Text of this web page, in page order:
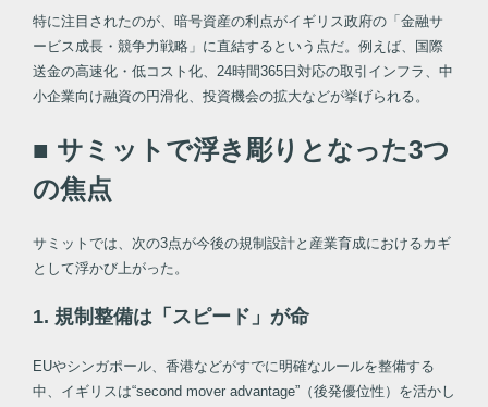
特に注目されたのが、暗号資産の利点がイギリス政府の「金融サ
ービス成長・競争力戦略」に直結するという点だ。例えば、国際
送金の高速化・低コスト化、24時間365日対応の取引インフラ、中
小企業向け融資の円滑化、投資機会の拡大などが挙げられる。
■ サミットで浮き彫りとなった3つ
の焦点
サミットでは、次の3点が今後の規制設計と産業育成におけるカギ
として浮かび上がった。
1. 規制整備は「スピード」が命
EUやシンガポール、香港などがすでに明確なルールを整備する
中、イギリスは“second mover advantage”（後発優位性）を活かし